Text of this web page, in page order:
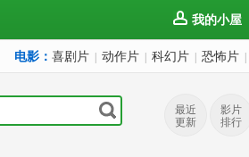
我的小屋
电影： 喜剧片 动作片 科幻片 恐怖片
最近
更新
影片
排行